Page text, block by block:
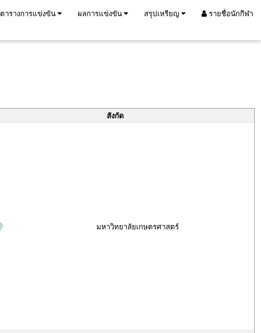
ตารางการแข่งขัน ผลการแข่งขัน สรุปเหรียญ รายชื่อนักกีฬา
สังกัด
มหาวิทยาลัยเกษตรศาสตร์